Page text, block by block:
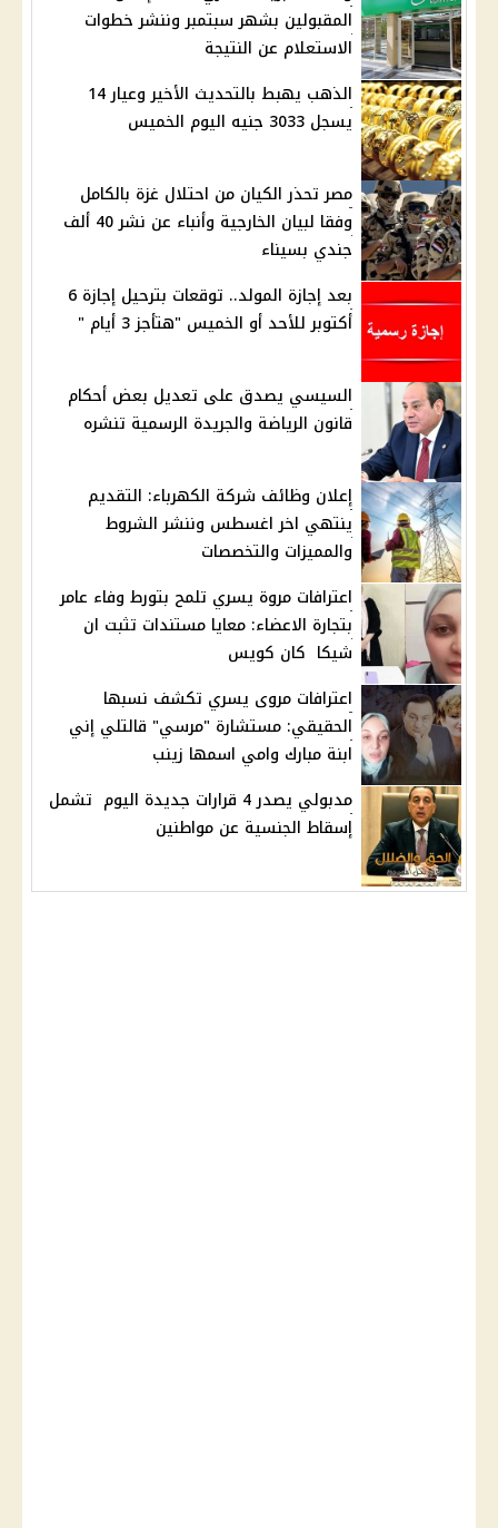
المقبولين بشهر سبتمبر وننشر خطوات
الاستعلام عن النتيجة
الذهب يهبط بالتحديث الأخير وعيار 14
يسجل 3033 جنيه اليوم الخميس
مصر تحذر الكيان من احتلال غزة بالكامل
وفقا لبيان الخارجية وأنباء عن نشر 40 ألف
جندي بسيناء
بعد إجازة المولد.. توقعات بترحيل إجازة 6
أكتوبر للأحد أو الخميس "هتأجز 3 أيام "
السيسي يصدق على تعديل بعض أحكام
قانون الرياضة والجريدة الرسمية تنشره
إعلان وظائف شركة الكهرباء: التقديم
ينتهي اخر اغسطس وننشر الشروط
والمميزات والتخصصات
اعترافات مروة يسري تلمح بتورط وفاء عامر
بتجارة الاعضاء: معايا مستندات تثبت ان
شيكا كان كويس
اعترافات مروى يسري تكشف نسبها
الحقيقي: مستشارة "مرسي" قالتلي إني
ابنة مبارك وامي اسمها زينب
مدبولي يصدر 4 قرارات جديدة اليوم تشمل
إسقاط الجنسية عن مواطنين